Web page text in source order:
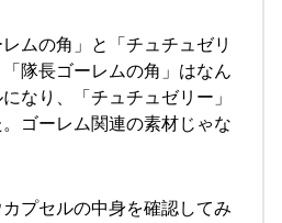
ムの角」と「チュチュゼリ
隊長ゴーレムの角」はなん
なり、「チュチュゼリー」
ゴーレム関連の素材じゃな
プセルの中身を確認してみ